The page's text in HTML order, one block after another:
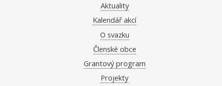
Aktuality
Kalendář akcí
O svazku
Členské obce
Grantový program
Projekty